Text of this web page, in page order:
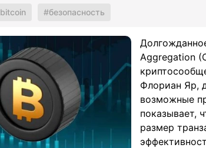
bitcoin безопасность
Aggregation
Флориан Яр,
возможные
показывает,
размер